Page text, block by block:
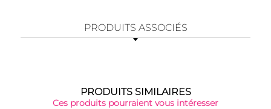
PRODUITS ASSOCIÉS
PRODUITS SIMILAIRES
Ces produits pourraient vous intéresser